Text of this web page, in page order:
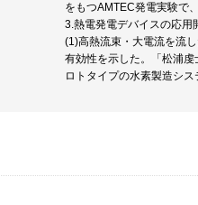
をもつAMTEC発電実験で
3.熱電発電デバイスの応用
(1)高熱流束・大電流を流
有効性を示した。「松浦
ロトタイプの水素製造シ